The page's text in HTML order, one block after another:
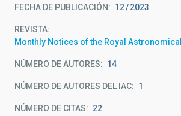
FECHA DE PUBLICACIÓN: 12 2023
REVISTA
Monthly Notices of the Royal
NÚMERO DE AUTORES 14
NÚMERO DE AUTORES DEL IAC 1
NÚMERO DE CITAS 22